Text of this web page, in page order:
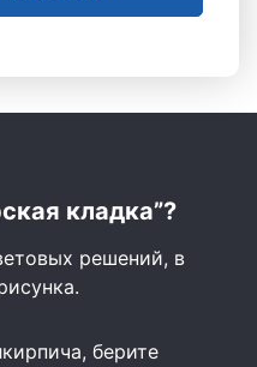
кладка”?
решений, в
берите